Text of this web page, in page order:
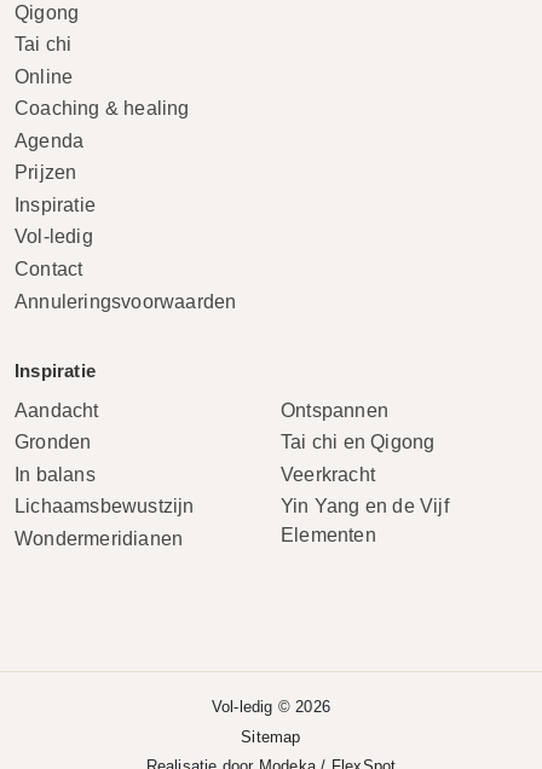
Qigong
Tai chi
Online
Coaching & healing
Agenda
Prijzen
Inspiratie
Vol-ledig
Contact
Annuleringsvoorwaarden
Inspiratie
Aandacht
Gronden
In balans
Lichaamsbewustzijn
Wondermeridianen
Ontspannen
Tai chi en Qigong
Veerkracht
Yin Yang en de Vijf
Elementen
Vol-ledig © 2026
Sitemap